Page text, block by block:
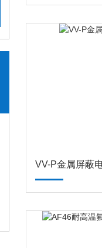
VV-P金属屏蔽